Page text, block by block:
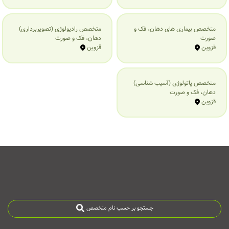
متخصص بیماری‌ های دهان، فک و
صورت
قزوین
متخصص رادیولوژی (تصویربرداری)
دهان، فک و صورت
قزوین
متخصص پاتولوژی (آسیب شناسی)
دهان، فک و صورت
قزوین
جستجو بر حسب نام متخصص